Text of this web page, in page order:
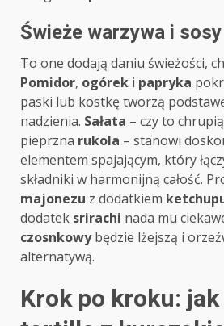
Świeże warzywa i
To one dodają daniu świeżości,
Pomidor, ogórek i papryka
paski lub kostkę tworzą
nadzienia. Sałata – czy to
pieprzna rukola – stanowi
elementem spajającym, który
składniki w harmonijną całość.
majonezu z dodatkiem
dodatek srirachi nada mu
czosnkowybędzie lżejszą i
alternatywą.
Krok po kroku: